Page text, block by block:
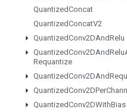
QuantizedConcat
QuantizedConcatV2
QuantizedConv2DAndRelu
QuantizedConv2DAndRelu
Requantize
QuantizedConv2DAnd
QuantizedConv2DPer
QuantizedConv2DWithBias